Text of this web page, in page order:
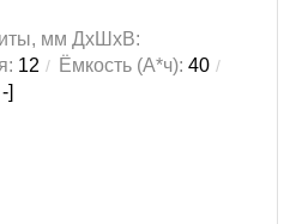
мм ДхШхВ:
12 Ёмкость (А*ч): 40
]